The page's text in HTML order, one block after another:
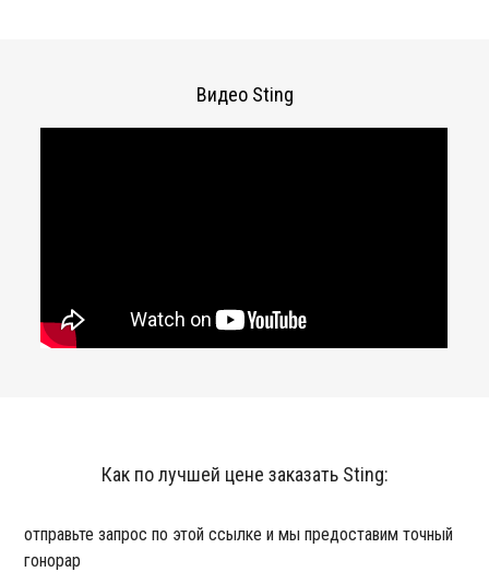
Видео Sting
Как по лучшей цене заказать Sting:
отправьте запрос по этой ссылке и мы предоставим точный
гонорар